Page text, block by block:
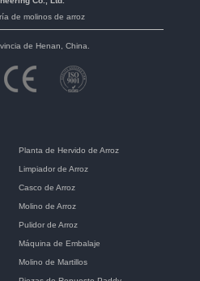
de molinos de arroz
de Henan, China.
Planta de Hervido de Arroz
Limpiador de Arroz
Casco de Arroz
Molino de Arroz
Pulidor de Arroz
Máquina de Embalaje
Molino de Martillos